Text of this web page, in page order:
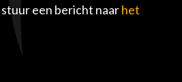
een bericht naarhet